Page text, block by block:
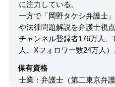
に注力している。
一方で「岡野タケシ弁護士
や法律問題解説を弁護士視
チャンネル登録者176万人、
人、Xフォロワー数24万人）
保有資格
士業：弁護士（第二東京弁